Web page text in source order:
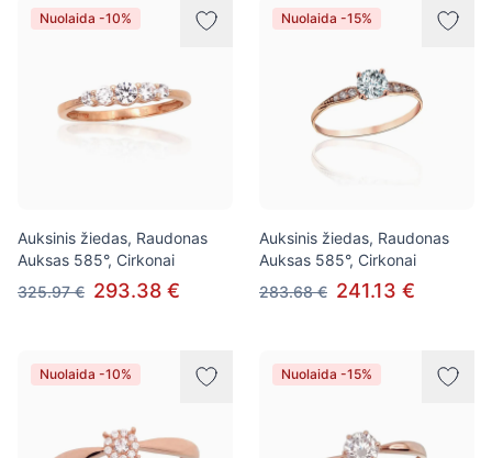
Nuolaida -10%
Auksinis žiedas, Raudonas
Auksas 585°, Cirkonai
325.97 € 293.38 €
Nuolaida -15%
Auksinis žiedas, Raudonas
Auksas 585°, Cirkonai
283.68 € 241.13 €
Nuolaida -10% Nuolaida -15%